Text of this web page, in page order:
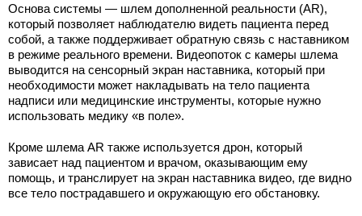
Основа системы — шлем дополненной реальности (AR),
который позволяет наблюдателю видеть пациента перед
собой, а также поддерживает обратную связь с наставником
в режиме реального времени. Видеопоток с камеры шлема
выводится на сенсорный экран наставника, который при
необходимости может накладывать на тело пациента
надписи или медицинские инструменты, которые нужно
использовать медику «в поле».
Кроме шлема AR также используется дрон, который
зависает над пациентом и врачом, оказывающим ему
помощь, и транслирует на экран наставника видео, где видно
все тело пострадавшего и окружающую его обстановку.